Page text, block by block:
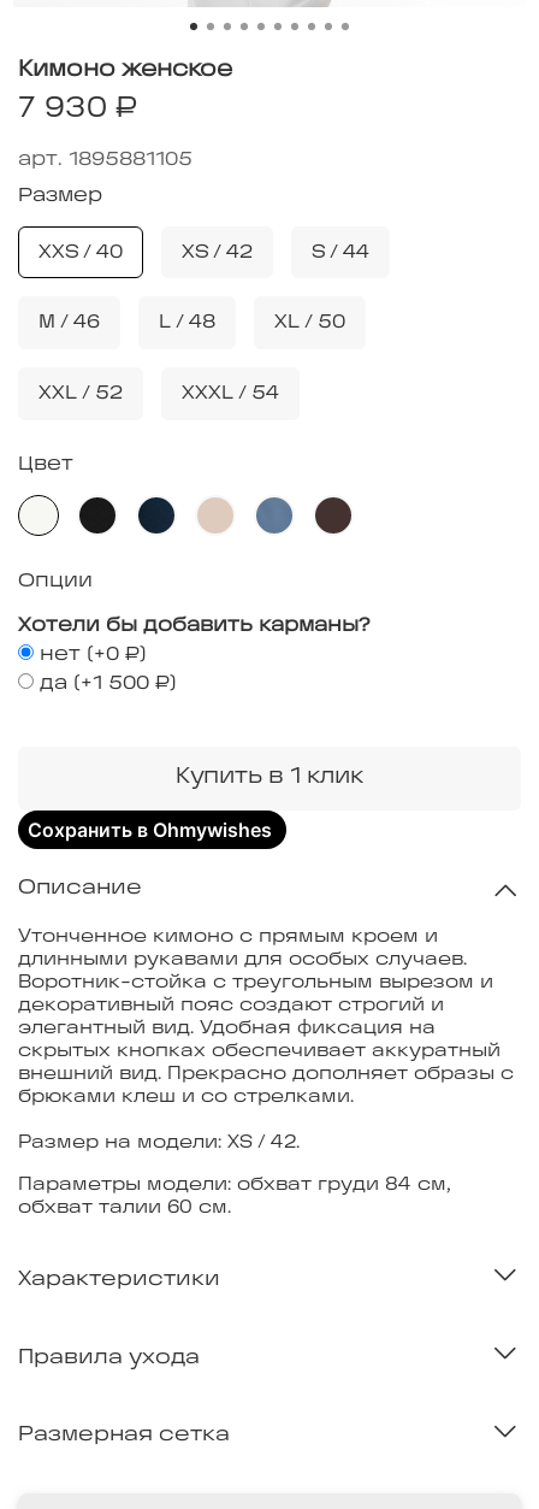
арт. 1895881105
Кимоно женское
7 930 ₽
Купить в 1 клик
Сохранить в Ohmywishes
Размер
XXS / 40 XS / 42 S / 44
M / 46 L / 48 XL / 50
XXL / 52 XXXL / 54
Цвет
Опции
Хотели бы добавить карманы?
нет (+0 ₽)
да (+1 500 ₽)
Описание
Утонченное кимоно с прямым кроем и
длинными рукавами для особых случаев.
Воротник-стойка с треугольным вырезом и
декоративный пояс создают строгий и
элегантный вид. Удобная фиксация на
скрытых кнопках обеспечивает аккуратный
внешний вид. Прекрасно дополняет образы с
брюками клеш и со стрелками.
Размер на модели: XS / 42.
Параметры модели: обхват груди 84 см,
обхват талии 60 см.
Характеристики
Правила ухода
Размерная сетка